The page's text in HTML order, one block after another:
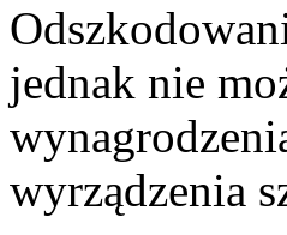
jednak nie
wyrządzenia